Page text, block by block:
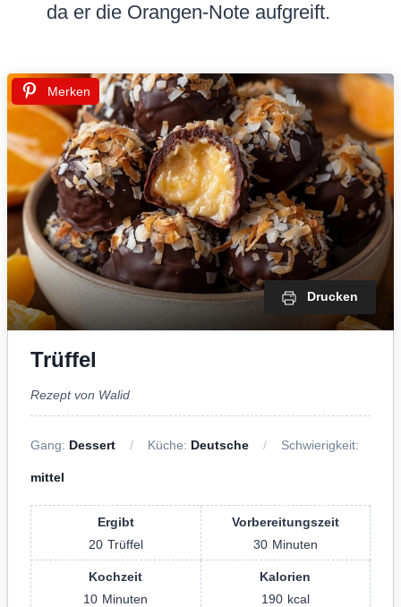
da er die Orangen-Note aufgreift.
Merken
Drucken
Trüffel
Rezept von Walid
Gang: Dessert Küche: Deutsche Schwierigkeit:
mittel
Ergibt
20 Trüffel
Vorbereitungszeit
30 Minuten
Kochzeit
10 Minuten
Kalorien
190 kcal